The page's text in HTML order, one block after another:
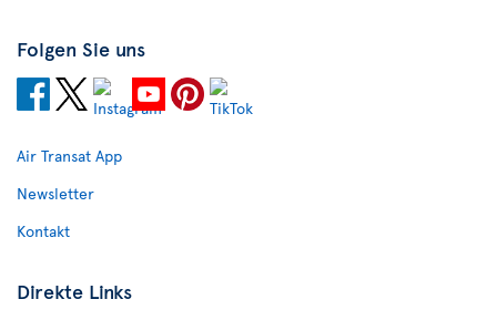
Folgen Sie uns
Air Transat App
Newsletter
Kontakt
Direkte Links